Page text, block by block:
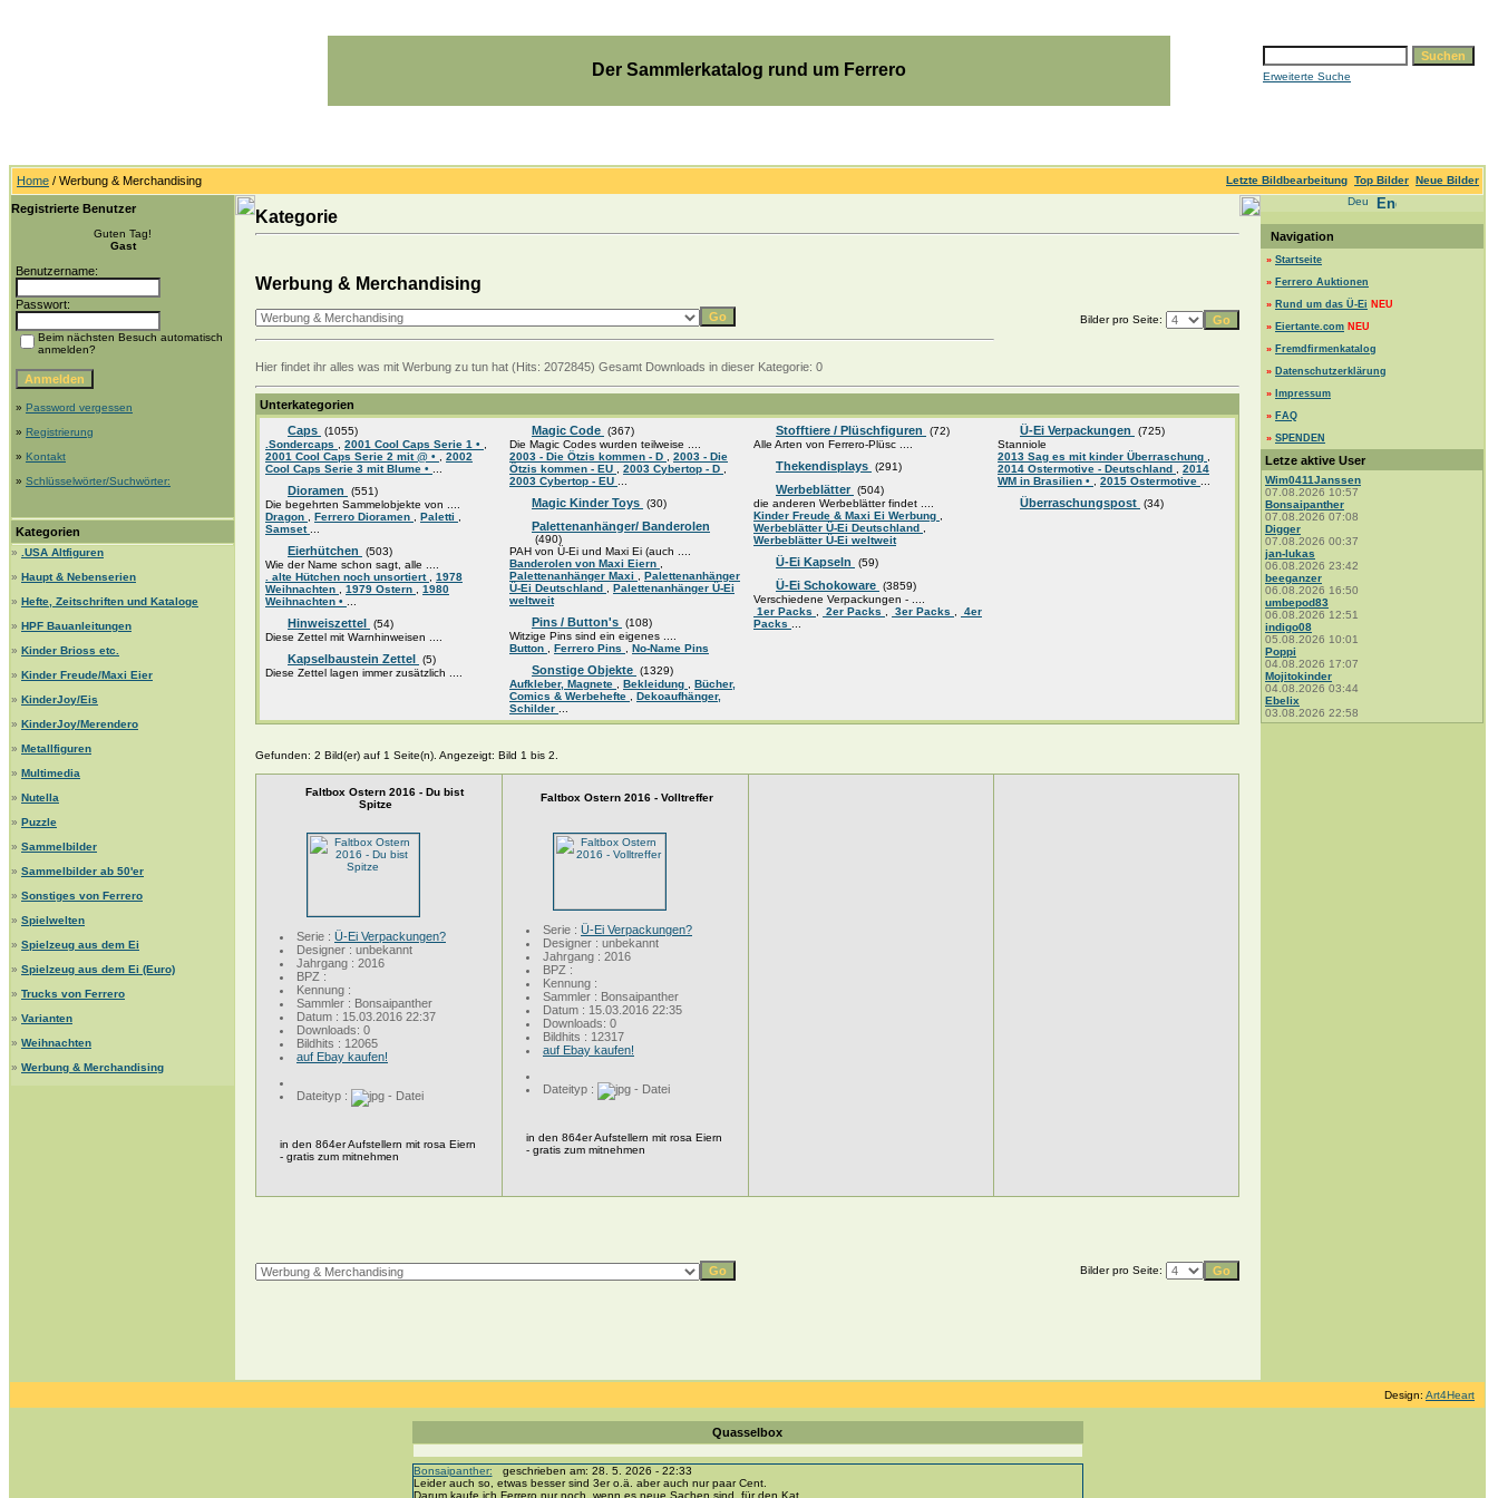
Der Sammlerkatalog rund um Ferrero Erweiterte Suche
Home / Werbung & Merchandising Letzte Bildbearbeitung Top Bilder Neue Bilder
Registrierte Benutzer
Guten Tag!
Gast
Benutzername:
Passwort:
Beim nächsten Besuch automatisch
anmelden?
» Password vergessen
» Registrierung
» Kontakt
» Schlüsselwörter/Suchwörter:
Kategorien
»
.USA Altfiguren
» Haupt & Nebenserien
» Hefte, Zeitschriften und Kataloge
» HPF Bauanleitungen
» Kinder Brioss etc.
» Kinder Freude/Maxi Eier
» KinderJoy/Eis
» KinderJoy/Merendero
» Metallfiguren
» Multimedia
» Nutella
» Puzzle
» Sammelbilder
» Sammelbilder ab 50'er
» Sonstiges von Ferrero
» Spielwelten
» Spielzeug aus dem Ei
» Spielzeug aus dem Ei (Euro)
» Trucks von Ferrero
» Varianten
» Weihnachten
» Werbung & Merchandising
Kategorie
Werbung & Merchandising
Bilder pro Seite:
Hier findet ihr alles was mit Werbung zu tun hat (Hits: 2072845) Gesamt Downloads in dieser Kategorie: 0
Unterkategorien
Caps (1055)
.Sondercaps
2001 Cool Caps Serie 1 •
2001 Cool Caps Serie 2 mit @ •
2002
Cool Caps Serie 3 mit Blume •
Dioramen
(551)
Die begehrten Sammelobjekte von ....
Dragon
Ferrero Dioramen Paletti
Samset
Eierhütchen
(503)
Wie der Name schon sagt, alle ....
. alte Hütchen noch unsortiert
1978
Weihnachten
1979 Ostern
1980
Weihnachten •
Hinweiszettel (54)
Diese Zettel mit Warnhinweisen ....
Kapselbaustein Zettel (5)
Diese Zettel lagen immer zusätzlich ....
Magic Code (367)
Die Magic Codes wurden teilweise ....
2003 - Die Ötzis kommen - D
2003 - Die
Ötzis kommen - EU
2003 Cybertop - D
2003 Cybertop - EU
Magic Kinder Toys (30)
Palettenanhänger/ Banderolen
(490)
PAH von Ü-Ei und Maxi Ei (auch ....
Banderolen von Maxi Eiern
Palettenanhänger Maxi
Palettenanhänger
Ü-Ei Deutschland
Palettenanhänger Ü-Ei
weltweit
Pins / Button's (108)
Witzige Pins sind ein eigenes ....
Button
Ferrero Pins No-Name Pins
Sonstige Objekte (1329)
Aufkleber, Magnete
Bekleidung
Bücher,
Comics & Werbehefte
Dekoaufhänger,
Schilder
Stofftiere / Plüschfiguren
(72)
Alle Arten von Ferrero-Plüsc ....
Thekendisplays (291)
Werbeblätter (504)
die anderen Werbeblätter findet ....
Kinder Freude & Maxi Ei Werbung
Werbeblätter Ü-Ei Deutschland
Werbeblätter Ü-Ei weltweit
Ü-Ei Kapseln (59)
Ü-Ei Schokoware (3859)
Verschiedene Verpackungen - ....
1er Packs
2er Packs 3er Packs
4er
Packs
Ü-Ei Verpackungen
(725)
Stanniole
2013 Sag es mit kinder Überraschung
2014 Ostermotive - Deutschland
2014
WM in Brasilien •
2015 Ostermotive
Überraschungspost (34)
Gefunden: 2 Bild(er) auf 1 Seite(n). Angezeigt: Bild 1 bis 2.
Faltbox Ostern 2016 - Du bist
Spitze
Serie : Ü-Ei Verpackungen?
Designer : unbekannt
Jahrgang : 2016
BPZ :
Kennung :
Sammler : Bonsaipanther
Datum : 15.03.2016 22:37
Downloads: 0
Bildhits : 12065
auf Ebay kaufen!
Dateityp :
in den 864er Aufstellern mit rosa Eiern
- gratis zum mitnehmen
Faltbox Ostern 2016 - Volltreffer
Serie : Ü-Ei Verpackungen?
Designer : unbekannt
Jahrgang : 2016
BPZ :
Kennung :
Sammler : Bonsaipanther
Datum : 15.03.2016 22:35
Downloads: 0
Bildhits : 12317
auf Ebay kaufen!
Dateityp :
in den 864er Aufstellern mit rosa Eiern
- gratis zum mitnehmen
Bilder pro Seite:
Navigation
» Startseite
» Ferrero Auktionen
» Rund um das Ü-Ei NEU
» Eiertante.com NEU
» Fremdfirmenkatalog
» Datenschutzerklärung
» Impressum
» FAQ
» SPENDEN
Letze aktive User
Wim0411Janssen
07.08.2026 10:57
Bonsaipanther
07.08.2026 07:08
Digger
07.08.2026 00:37
jan-lukas
06.08.2026 23:42
beeganzer
06.08.2026 16:50
umbepod83
06.08.2026 12:51
indigo08
05.08.2026 10:01
Poppi
04.08.2026 17:07
Mojitokinder
04.08.2026 03:44
Ebelix
03.08.2026 22:58
Design: Art4Heart
Quasselbox
Bonsaipanther: geschrieben am: 28. 5. 2026 - 22:33
Leider auch so, etwas besser sind 3er o.ä. aber auch nur paar Cent.
Darum kaufe ich Ferrero nur noch, wenn es neue Sachen sind, für den Kat